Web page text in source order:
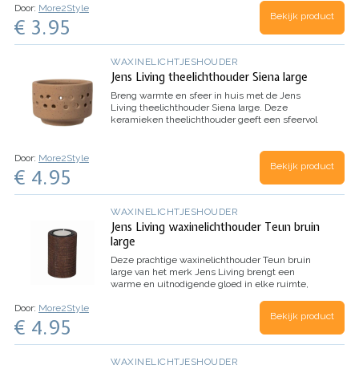
Door: More2Style
€ 3.95 Bekijk product
WAXINELICHTJESHOUDER
Jens Living theelichthouder Siena large
Breng warmte en sfeer in huis met de Jens
Living theelichthouder Siena large. Deze
keramieken theelichthouder geeft een sfeervol
Door: More2Style
€ 4.95 Bekijk product
WAXINELICHTJESHOUDER
Jens Living waxinelichthouder Teun bruin
large
Deze prachtige waxinelichthouder Teun bruin
large van het merk Jens Living brengt een
warme en uitnodigende gloed in elke ruimte,
Door: More2Style
€ 4.95 Bekijk product
WAXINELICHTJESHOUDER